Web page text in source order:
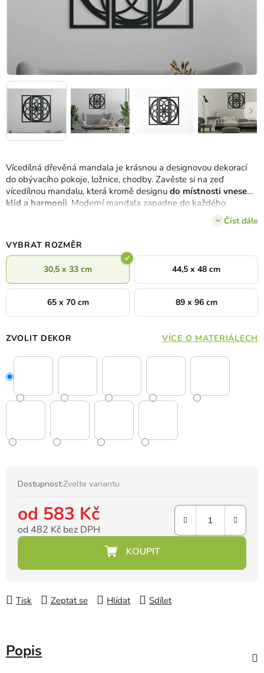
Vícedílná dřevěná mandala je krásnou a designovou dekorací
do obývacího pokoje, ložnice, chodby. Zavěste si na zeď
vícedílnou mandalu, která kromě designu do místnosti vnese
klid a harmonii. Moderní mandala zapadne do každého
interiéru. Na stěně bude působit nejen jako obraz, ale také jako
Číst dále
VYBRAT ROZMĚR
30,5 x 33 cm 44,5 x 48 cm
65 x 70 cm 89 x 96 cm
ZVOLIT DEKOR VÍCE O MATERIÁLECH
Dostupnost:Zvolte variantu
od 583 Kč
od 482 Kč bez DPH
Tisk Zeptat se Hlídat Sdílet
Popis